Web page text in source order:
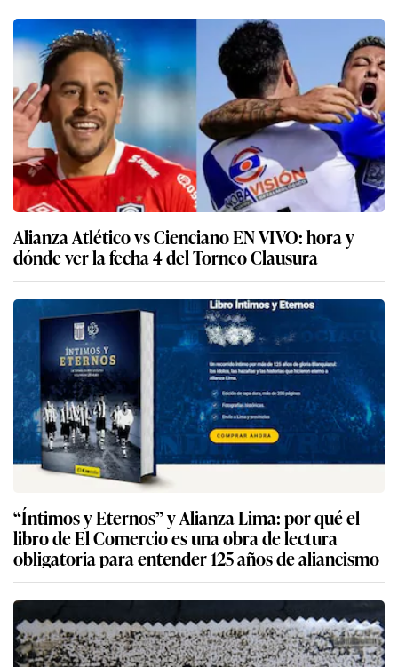
Alianza Atlético vs Cienciano EN VIVO: hora y
dónde ver la fecha 4 del Torneo Clausura
“Íntimos y Eternos” y Alianza Lima: por qué el
libro de El Comercio es una obra de lectura
obligatoria para entender 125 años de aliancismo